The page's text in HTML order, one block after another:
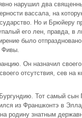
нарушил два
вассала, на
Но и Брюйеру
его лен, правда, в
было отпраздновано
Фивы.
Он назначил
отсутствия, сев на
Тот самый сын
из Франшконтэ в
родину знатным